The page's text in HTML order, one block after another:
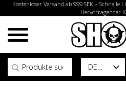
Kostenloser Versand ab 999 SEK –
Hervorragender
DE
Suchen nach: